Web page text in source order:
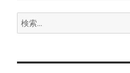
検
索: